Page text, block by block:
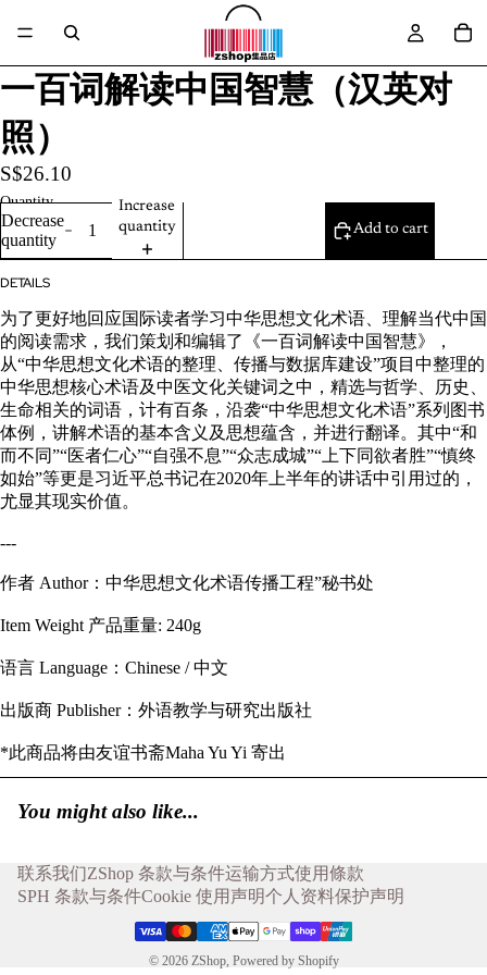
一百词解读中国智慧（汉英对
照）
S$26.10
Quantity
Decrease
quantity
Increase
quantity
Add to cart
DETAILS
为了更好地回应国际读者学习中华思想文化术语、理解当代中国
的阅读需求，我们策划和编辑了《一百词解读中国智慧》，
从“中华思想文化术语的整理、传播与数据库建设”项目中整理的
中华思想核心术语及中医文化关键词之中，精选与哲学、历史、
生命相关的词语，计有百条，沿袭“中华思想文化术语”系列图书
体例，讲解术语的基本含义及思想蕴含，并进行翻译。其中“和
而不同”“医者仁心”“自强不息”“众志成城”“上下同欲者胜”“慎终
如始”等更是习近平总书记在2020年上半年的讲话中引用过的，
尤显其现实价值。
---
作者 Author：中华思想文化术语传播工程”秘书处
Item Weight 产品重量: 240g
语言 Language：Chinese / 中文
出版商 Publisher：外语教学与研究出版社
*此商品将由友谊书斋Maha Yu Yi 寄出
You might also like...
联系我们ZShop 条款与条件运输方式使用條款
SPH 条款与条件Cookie 使用声明个人资料保护声明
© 2026 ZShop, Powered by Shopify